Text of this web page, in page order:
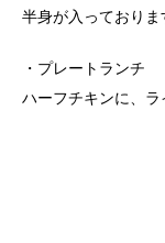
半身が入っておりま
・プレートラン
ハーフチキンに、ラ